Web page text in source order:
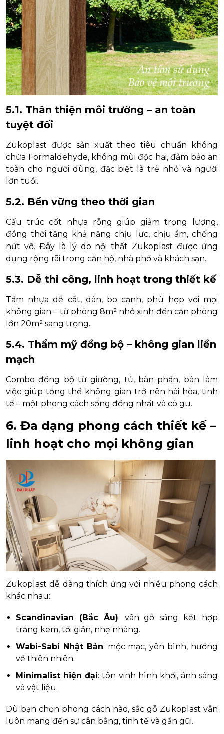
5.1. Thân thiện môi trường – an toàn
tuyệt đối
Zukoplast được sản xuất theo tiêu chuẩn không
chứa Formaldehyde, không mùi độc hại, đảm bảo an
toàn cho người dùng, đặc biệt là trẻ nhỏ và người
lớn tuổi.
5.2. Bền vững theo thời gian
Cấu trúc cốt nhựa rỗng giúp giảm trọng lượng,
đồng thời tăng khả năng chịu lực, chịu ẩm, chống
nứt vỡ. Đây là lý do nội thất Zukoplast được ứng
dụng rộng rãi trong căn hộ, nhà phố và khách sạn.
5.3. Dễ thi công, linh hoạt trong thiết kế
Tấm nhựa dễ cắt, dán, bo cạnh, phù hợp với mọi
không gian – từ phòng 8m² nhỏ xinh đến căn phòng
lớn 20m² sang trọng.
5.4. Thẩm mỹ đồng bộ – không gian liền
mạch
Combo đồng bộ từ giường, tủ, bàn phấn, bàn làm
việc giúp tổng thể không gian trở nên hài hòa, tinh
tế – một phong cách sống đồng nhất và có gu.
6. Đa dạng phong cách thiết kế –
linh hoạt cho mọi không gian
Zukoplast dễ dàng thích ứng với nhiều phong cách
khác nhau:
Scandinavian (Bắc Âu): vân gỗ sáng kết hợp
trắng kem, tối giản, nhẹ nhàng.
Wabi-Sabi Nhật Bản: mộc mạc, yên bình, hướng
về thiên nhiên.
Minimalist hiện đại: tôn vinh hình khối, ánh sáng
và vật liệu.
Dù bạn chọn phong cách nào, sắc gỗ Zukoplast vẫn
luôn mang đến sự cân bằng, tinh tế và gần gũi.